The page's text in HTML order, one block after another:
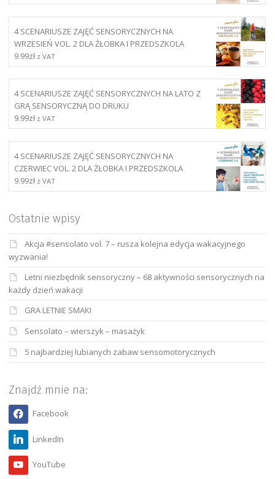
4 SCENARIUSZE ZAJĘĆ SENSORYCZNYCH NA
WRZESIEŃ VOL. 2 DLA ŻŁOBKA I PRZEDSZKOLA
9.99zł z VAT
4 SCENARIUSZE ZAJĘĆ SENSORYCZNYCH NA LATO Z
GRĄ SENSORYCZNĄ DO DRUKU
9.99zł z VAT
4 SCENARIUSZE ZAJĘĆ SENSORYCZNYCH NA
CZERWIEC VOL. 2 DLA ŻŁOBKA I PRZEDSZKOLA
9.99zł z VAT
Ostatnie wpisy
Akcja #sensolato vol. 7 – rusza kolejna edycja wakacyjnego
wyzwania!
Letni niezbędnik sensoryczny – 68 aktywności sensorycznych na
każdy dzień wakacji
GRA LETNIE SMAKI
Sensolato – wierszyk – masażyk
5 najbardziej lubianych zabaw sensomotorycznych
Znajdź mnie na:
Facebook
LinkedIn
YouTube